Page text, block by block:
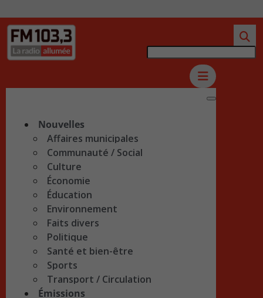
Nouvelles
Affaires municipales
Communauté / Social
Culture
Économie
Éducation
Environnement
Faits divers
Politique
Santé et bien-être
Sports
Transport / Circulation
Émissions